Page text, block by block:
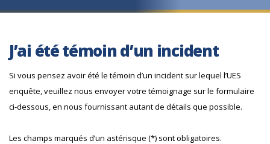
J’ai été témoin d’un incident
Si vous pensez avoir été le témoin d’un incident sur lequel l’UES
enquête, veuillez nous envoyer votre témoignage sur le formulaire
ci-dessous, en nous fournissant autant de détails que possible.
Les champs marqués d’un astérisque (*) sont obligatoires.